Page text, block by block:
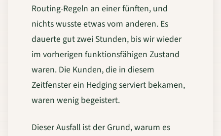
Routing-Regeln an einer fünften, und
nichts wusste etwas vom anderen. Es
dauerte gut zwei Stunden, bis wir wieder
im vorherigen funktionsfähigen Zustand
waren. Die Kunden, die in diesem
Zeitfenster ein Hedging serviert bekamen,
waren wenig begeistert.
Dieser Ausfall ist der Grund, warum es